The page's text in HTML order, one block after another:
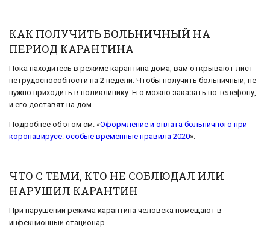
КАК ПОЛУЧИТЬ БОЛЬНИЧНЫЙ НА
ПЕРИОД КАРАНТИНА
Пока находитесь в режиме карантина дома, вам открывают лист
нетрудоспособности на 2 недели. Чтобы получить больничный, не
нужно приходить в поликлинику. Его можно заказать по телефону,
и его доставят на дом.
Подробнее об этом см. «Оформление и оплата больничного при
коронавирусе: особые временные правила 2020».
ЧТО С ТЕМИ, КТО НЕ СОБЛЮДАЛ ИЛИ
НАРУШИЛ КАРАНТИН
При нарушении режима карантина человека помещают в
инфекционный стационар.